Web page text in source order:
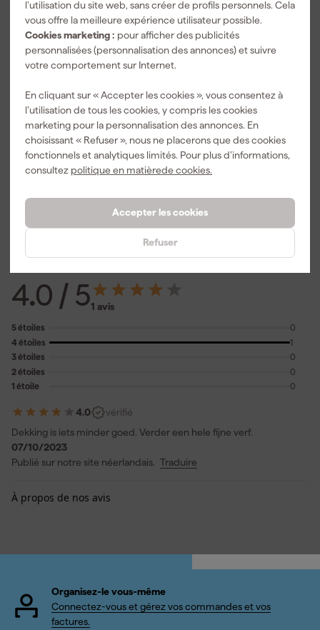
l’utilisation du site web, sans créer de profils personnels. Cela
vous offre la meilleure expérience utilisateur possible.
Cookies marketing : pour afficher des publicités
personnalisées (personnalisation des annonces) et suivre
votre comportement sur Internet.
En cliquant sur « Accepter les cookies », vous consentez à
l’utilisation de tous les cookies, y compris les cookies
marketing pour la personnalisation des annonces. En
choisissant « Refuser », nous ne placerons que des cookies
fonctionnels et analytiques limités. Pour plus d’informations,
consultez politique en matièrede cookies.
Accepter les cookies
Refuser
Peinture
Étendue des couleurs
Méthode de traitement Brosse, Rouleau
Voir toutes les caractéristiques
Documents
Fiche de sécurité
Avis
4.0 / 51 avis
5 étoiles
0
4 étoiles
1
3 étoiles
0
2 étoiles
0
1 étoile
0
4.0
vérifié
Dekking is iets minder goed. Verder een hele fijne verf.
07/10/2023
Publié sur notre site néerlandais.
Traduire
À propos de nos avis
Organisez-le vous-même
Connectez-vous et gérez vos commandes et vos
factures.